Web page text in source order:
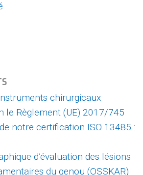
chirurgicaux
le Règlement (UE) 2017/745
notre certification ISO 13485 :
d’évaluation des lésions
du genou (OSSKAR)